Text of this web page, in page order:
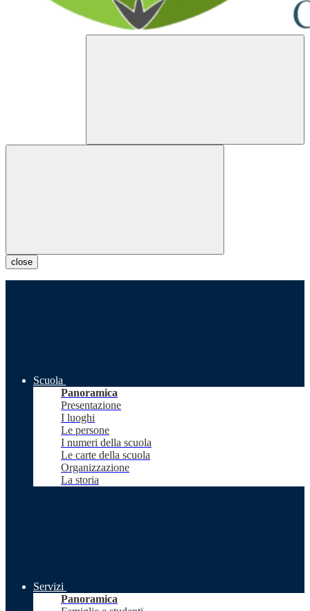
close
Scuola
Panoramica
Presentazione
I luoghi
Le persone
I numeri della scuola
Le carte della scuola
Organizzazione
La storia
Servizi
Panoramica